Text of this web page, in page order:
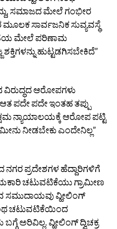
ಸಮಾಜದ ಮೇಲೆ ಗಂಭೀರ
ಸಾರ್ವಜನಿಕ ಸುವ್ಯವಸ್ಥೆ
ಮೇಲೆ ಪರಿಣಾಮ
ಹುಟ್ಟಡಗಿಸಬೇಕಿದೆ”
ವಿರುದ್ಧದ ಆರೋಪಗಳು
ಪದೇ ಪದೇ ಇಂತಹ ತಪ್ಪು
ನ್ಯಾಯಾಲಯಕ್ಕೆ ಆರೋಪ ಪಟ್ಟಿ
ನೀಡಬೇಕು ಎಂದೇನಿಲ್ಲ”
ನಗರ ಪ್ರದೇಶಗಳ ಹೆದ್ದಾರಿಗಳಿಗೆ
ಚಟುವಟಿಕೆಯು ಗ್ರಾಮೀಣ
ಸಮುದಾಯವು ವ್ಹೀಲಿಂಗ್‌
ಚಟುವಟಿಕೆಯಿಂದ
ಅರಿವಿಲ್ಲ. ವ್ಹೀಲಿಂಗ್‌ ದ್ವಿಚಕ್ರ